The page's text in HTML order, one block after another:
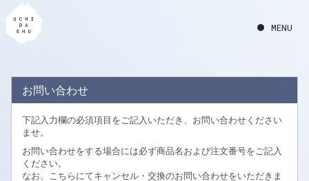
お問い合わせ
下記入力欄の必須項目をご記入いただき、お問い合わせください
ませ。
お問い合わせをする場合には必ず商品名および注文番号をご記入
ください。
なお、こちらにてキャンセル・交換のお問い合わせをいただきま